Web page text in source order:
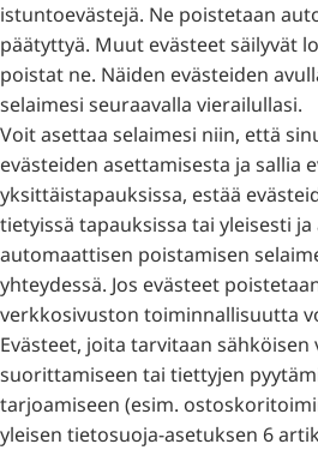
istuntoevästejä. Ne poistetaan
päätyttyä. Muut evästeet säilyvät
poistat ne. Näiden evästeiden
selaimesi seuraavalla vierailullasi.
Voit asettaa selaimesi niin, että
evästeiden asettamisesta ja sallia
yksittäistapauksissa, estää
tietyissä tapauksissa tai yleisesti
automaattisen poistamisen
yhteydessä. Jos evästeet
verkkosivuston toiminnallisuutta
Evästeet, joita tarvitaan
suorittamiseen tai tiettyjen
tarjoamiseen (esim.
yleisen tietosuoja-asetuksen 6